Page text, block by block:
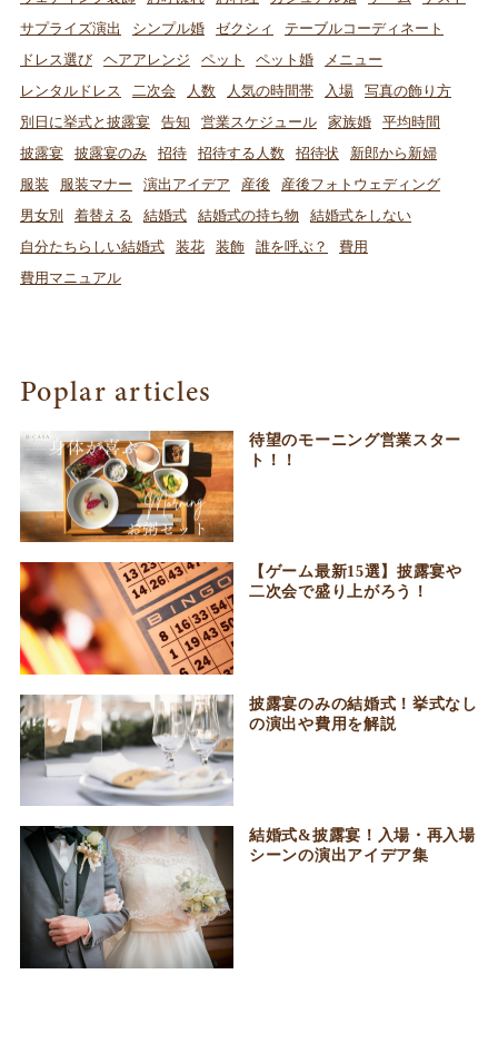
サプライズ演出
シンプル婚 ゼクシィ
テーブルコーディネート
ドレス選び
ヘアアレンジ ペット ペット婚
メニュー
レンタルドレス
二次会 人数 人気の時間帯 入場
写真の飾り方
別日に挙式と披露宴
告知 営業スケジュール 家族婚
平均時間
披露宴
披露宴のみ 招待 招待する人数 招待状
新郎から新婦
服装
服装マナー 演出アイデア 産後
産後フォトウェディング
男女別
着替える 結婚式 結婚式の持ち物
結婚式をしない
自分たちらしい結婚式
装花 装飾 誰を呼ぶ？
費用
費用マニュアル
Poplar articles
待望のモーニング営業スター
ト！！
【ゲーム最新15選】披露宴や
二次会で盛り上がろう！
披露宴のみの結婚式！挙式なし
の演出や費用を解説
結婚式&披露宴！入場・再入場
シーンの演出アイデア集